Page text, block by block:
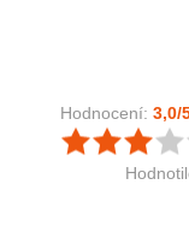
Hodnocení: 3,0/